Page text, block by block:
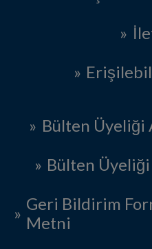
Bülten Üyeliği
Bülten Üyeliği
Geri Bildirim
Metni